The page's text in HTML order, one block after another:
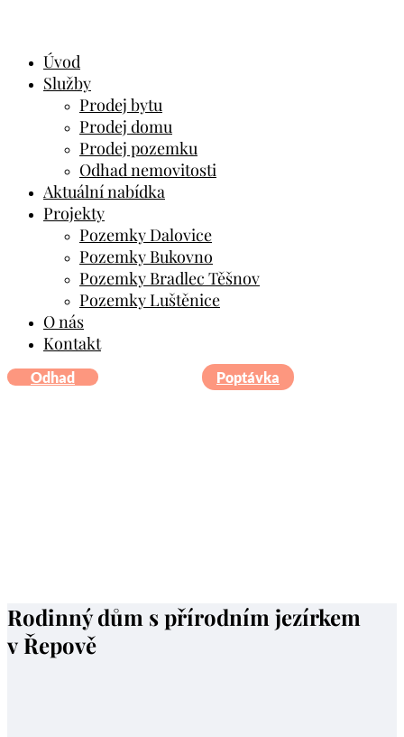
Úvod
Služby
Prodej bytu
Prodej domu
Prodej pozemku
Odhad nemovitosti
Aktuální nabídka
Projekty
Pozemky Dalovice
Pozemky Bukovno
Pozemky Bradlec Těšnov
Pozemky Luštěnice
O nás
Kontakt
Odhad Poptávka
Rodinný dům s přírodním jezírkem
v Řepově